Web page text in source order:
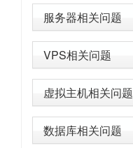
服务器相关问题
VPS相关问题
虚拟主机相关问题
数据库相关问题